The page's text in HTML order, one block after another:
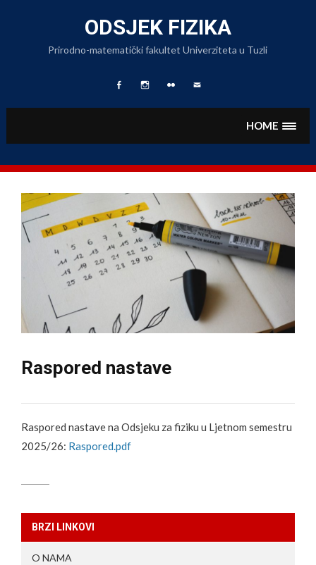
content
ODSJEK FIZIKA
Prirodno-matematički fakultet Univerziteta u Tuzli
Page
na
Albumnam
HOME
Raspored nastave
Raspored nastave na Odsjeku za fiziku u Ljetnom semestru
2025/26: Raspored.pdf
BRZI LINKOVI
O NAMA